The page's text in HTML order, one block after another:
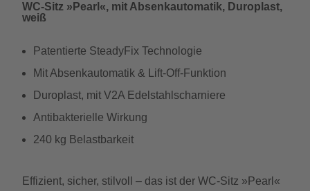
WC-Sitz »Pearl«, mit Absenkautomatik, Duroplast,
weiß
Patentierte SteadyFix Technologie
Mit Absenkautomatik & Lift-Off-Funktion
Duroplast, mit V2A Edelstahlscharniere
Antibakterielle Wirkung
240 kg Belastbarkeit
Effizient, sicher, stilvoll – das ist der WC-Sitz »Pearl«